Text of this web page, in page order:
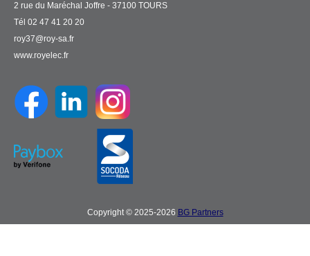
2 rue du Maréchal Joffre - 37100 TOURS
Tél 02 47 41 20 20
roy37@roy-sa.fr
www.royelec.fr
Copyright © 2025-2026 BG Partners